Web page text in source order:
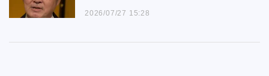
2026/07/27 15:28